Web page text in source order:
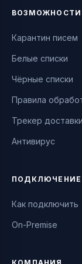
ВОЗМОЖНОСТИ
Карантин писем
Белые списки
Чёрные списки
Правила
Трекер доставки
Антивирус
ПОДКЛЮЧЕНИЕ
Как подключить
On-Premise